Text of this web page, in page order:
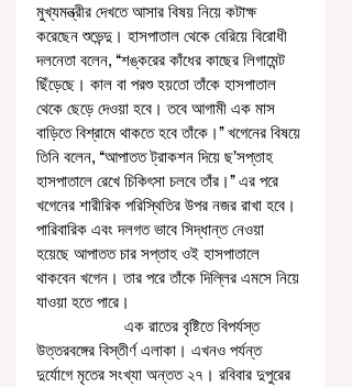
মুখ্যমন্ত্রীর দেখতে আসার বিষয় নিয়ে কটাক্ষ
করেছেন শুভেন্দু। হাসপাতাল থেকে বেরিয়ে বিরোধী
দলনেতা বলেন, ‘‘শঙ্করের কাঁধের কাছের লিগামেন্ট
ছিঁড়েছে। কাল বা পরশু হয়তো তাঁকে হাসপাতাল
থেকে ছেড়ে দেওয়া হবে। তবে আগামী এক মাস
বাড়িতে বিশ্রামে থাকতে হবে তাঁকে।’’ খগেনের বিষয়ে
তিনি বলেন, ‘‘আপাতত ট্রাকশন দিয়ে ছ’সপ্তাহ
হাসপাতালে রেখে চিকিৎসা চলবে তাঁর।’’ এর পরে
খগেনের শারীরিক পরিস্থিতির উপর নজর রাখা হবে।
পারিবারিক এবং দলগত ভাবে সিদ্ধান্ত নেওয়া
হয়েছে আপাতত চার সপ্তাহ ওই হাসপাতালে
থাকবেন খগেন। তার পরে তাঁকে দিল্লির এমসে নিয়ে
যাওয়া হতে পারে।
উত্তরবঙ্গের বিস্তীর্ণ এলাকা। এখনও পর্যন্ত
দুর্যোগে মৃতের সংখ্যা অন্তত ২৭। রবিবার দুপুরের